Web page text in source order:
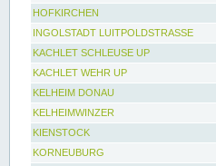
HOFKIRCHEN
INGOLSTADT LUITPOLDSTRASSE
KACHLET SCHLEUSE UP
KACHLET WEHR UP
KELHEIM DONAU
KELHEIMWINZER
KIENSTOCK
KORNEUBURG